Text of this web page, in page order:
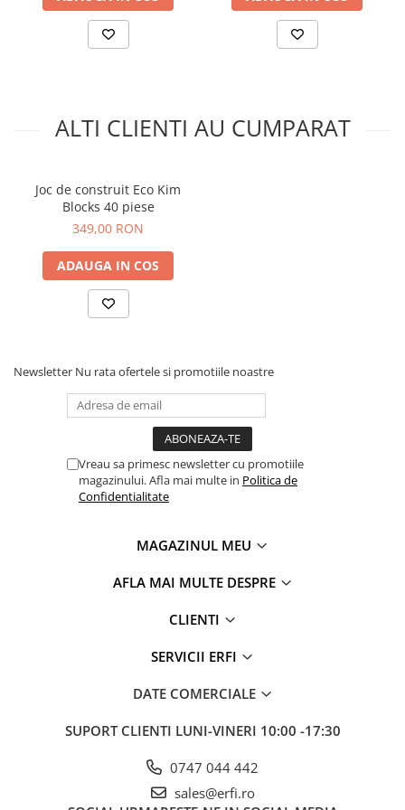
ALTI CLIENTI AU CUMPARAT
Joc de construit Eco Kim
Blocks 40 piese
349,00 RON
ADAUGA IN COS
Newsletter Nu rata ofertele si promotiile noastre
Vreau sa primesc newsletter cu promotiile
magazinului. Afla mai multe in Politica de
Confidentialitate
MAGAZINUL MEU
AFLA MAI MULTE DESPRE
CLIENTI
SERVICII ERFI
DATE COMERCIALE
SUPORT CLIENTI LUNI-VINERI 10:00 -17:30
0747 044 442
sales@erfi.ro